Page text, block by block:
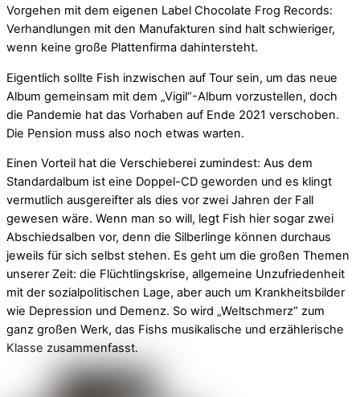
Vorgehen mit dem eigenen Label Chocolate Frog Records:
Verhandlungen mit den Manufakturen sind halt schwieriger,
wenn keine große Plattenfirma dahintersteht.
Eigentlich sollte Fish inzwischen auf Tour sein, um das neue
Album gemeinsam mit dem „Vigil“-Album vorzustellen, doch
die Pandemie hat das Vorhaben auf Ende 2021 verschoben.
Die Pension muss also noch etwas warten.
Einen Vorteil hat die Verschieberei zumindest: Aus dem
Standardalbum ist eine Doppel-CD geworden und es klingt
vermutlich ausgereifter als dies vor zwei Jahren der Fall
gewesen wäre. Wenn man so will, legt Fish hier sogar zwei
Abschiedsalben vor, denn die Silberlinge können durchaus
jeweils für sich selbst stehen. Es geht um die großen Themen
unserer Zeit: die Flüchtlingskrise, allgemeine Unzufriedenheit
mit der sozialpolitischen Lage, aber auch um Krankheitsbilder
wie Depression und Demenz. So wird „Weltschmerz“ zum
ganz großen Werk, das Fishs musikalische und erzählerische
Klasse zusammenfasst.